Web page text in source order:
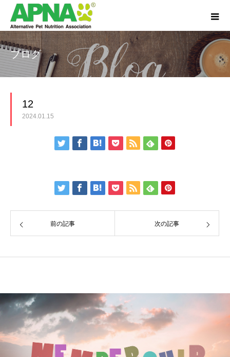
ブログ
12
2024.01.15
前の記事 次の記事